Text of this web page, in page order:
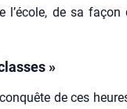
de sa façon
»
de ces